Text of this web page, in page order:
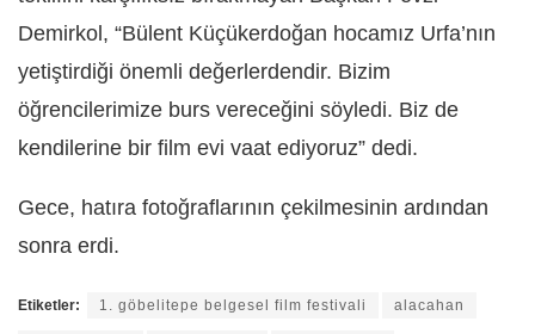
Demirkol, “Bülent Küçükerdoğan hocamız Urfa’nın
yetiştirdiği önemli değerlerdendir. Bizim
öğrencilerimize burs vereceğini söyledi. Biz de
kendilerine bir film evi vaat ediyoruz” dedi.
Gece, hatıra fotoğraflarının çekilmesinin ardından
sonra erdi.
Etiketler: 1. göbelitepe belgesel film festivali alacahan